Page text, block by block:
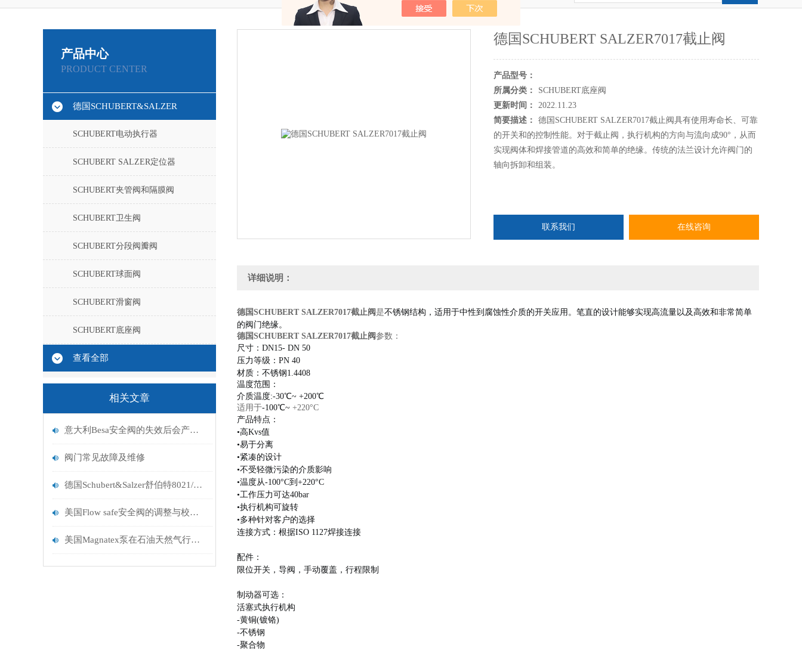
产品中心
PRODUCT CENTER
德国SCHUBERT&SALZER
SCHUBERT电动执行器
SCHUBERT SALZER定位器
SCHUBERT夹管阀和隔膜阀
SCHUBERT卫生阀
SCHUBERT分段阀瓣阀
SCHUBERT球面阀
SCHUBERT滑窗阀
SCHUBERT底座阀
查看全部
相关文章
意大利Besa安全阀的失效后会产生什么后果？
阀门常见故障及维修
德国Schubert&Salzer舒伯特8021/040VGG103M滑动闸阀
美国Flow safe安全阀的调整与校验方法探讨
美国Magnatex泵在石油天然气行业的应用
德国SCHUBERT SALZER7017截止阀
产品型号：
所属分类：
SCHUBERT底座阀
更新时间：
2022.11.23
简要描述：
德国SCHUBERT SALZER7017截止阀具有使用寿命长、可靠
的开关和的控制性能。对于截止阀，执行机构的方向与流向成90°，从而
实现阀体和焊接管道的高效和简单的绝缘。传统的法兰设计允许阀门的
轴向拆卸和组装。
联系我们 在线咨询
详细说明：
德国SCHUBERT SALZER7017截止阀是不锈钢结构，适用于中性到腐蚀性介质的开关应用。 笔直的设计能够实现高流量以及高效和非常简单
的阀门绝缘。
德国SCHUBERT SALZER7017截止阀参数：
尺寸 ：DN15- DN 50
压力等级：PN 40
材质：不锈钢1.4408
温度范围：
介质温度:-30℃~ +200℃
适用于-100℃~ +220°C
产品特点：
•高Kvs值
•易于分离
•紧凑的设计
•不受轻微污染的介质影响
•温度从-100°C到+220°C
•工作压力可达40bar
•执行机构可旋转
•多种针对客户的选择
连接方式：根据ISO 1127焊接连接
配件：
限位开关， 导阀， 手动覆盖， 行程限制
制动器可选：
活塞式执行机构
-黄铜(镀铬)
-不锈钢
-聚合物